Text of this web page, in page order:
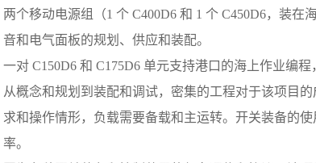
两个移动电源组（1 个 C400D6 和 1 个 C450D6，装
音和电气面板的规划、供应和装配。
一对 C150D6 和 C175D6 单元支持港口的海上作业编
从概念和规划到装配和调试，密集的工程对于该项目
求和操作情形，负载需要备载和主运转。开关装备的
率。